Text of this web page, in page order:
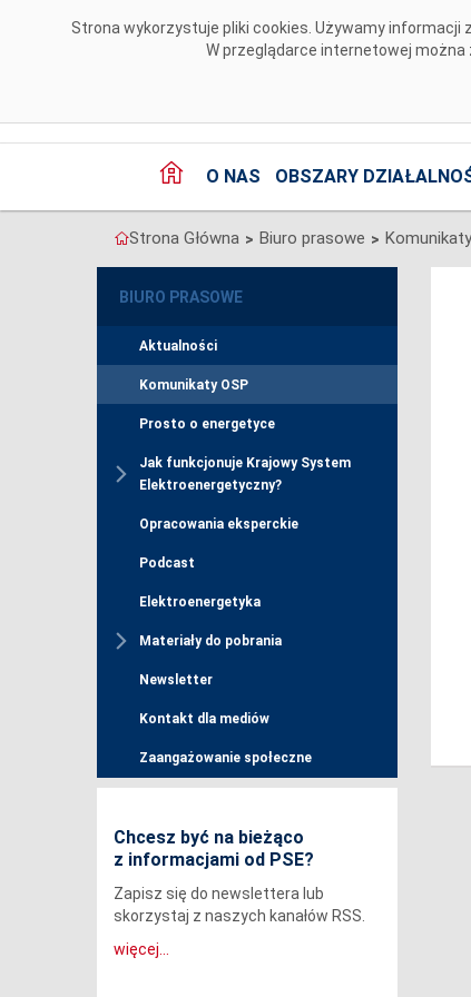
Strona wykorzystuje pliki cookies. Używamy
W przeglądarce internetowej
O NAS OBSZARY
Strona Główna > Biuro prasowe >
BIURO PRASOWE
Aktualności
Komunikaty OSP
Prosto o energetyce
Jak funkcjonuje Krajowy System
Elektroenergetyczny?
Opracowania eksperckie
Podcast
Elektroenergetyka
Materiały do pobrania
Newsletter
Kontakt dla mediów
Zaangażowanie społeczne
Chcesz być na bieżąco
z informacjami od PSE?
Zapisz się do newslettera lub
skorzystaj z naszych kanałów RSS.
więcej...